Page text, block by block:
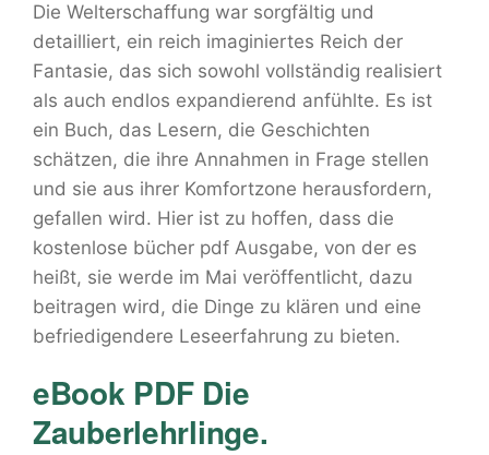
Die Welterschaffung war sorgfältig und
detailliert, ein reich imaginiertes Reich der
Fantasie, das sich sowohl vollständig realisiert
als auch endlos expandierend anfühlte. Es ist
ein Buch, das Lesern, die Geschichten
schätzen, die ihre Annahmen in Frage stellen
und sie aus ihrer Komfortzone herausfordern,
gefallen wird. Hier ist zu hoffen, dass die
kostenlose bücher pdf Ausgabe, von der es
heißt, sie werde im Mai veröffentlicht, dazu
beitragen wird, die Dinge zu klären und eine
befriedigendere Leseerfahrung zu bieten.
eBook PDF Die
Zauberlehrlinge.